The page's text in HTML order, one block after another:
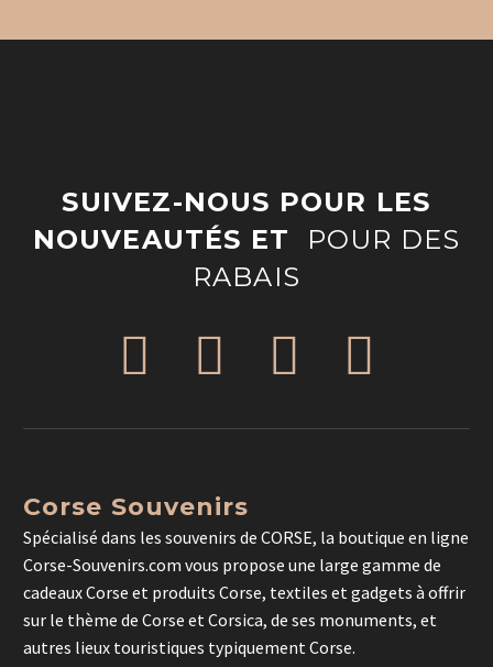
SUIVEZ-NOUS POUR LES
NOUVEAUTÉS ET
POUR DES
RABAIS
Corse Souvenirs
Spécialisé dans les souvenirs de CORSE, la boutique en ligne
Corse-Souvenirs.com vous propose une large gamme de
cadeaux Corse et produits Corse, textiles et gadgets à offrir
sur le thème de Corse et Corsica, de ses monuments, et
autres lieux touristiques typiquement Corse.